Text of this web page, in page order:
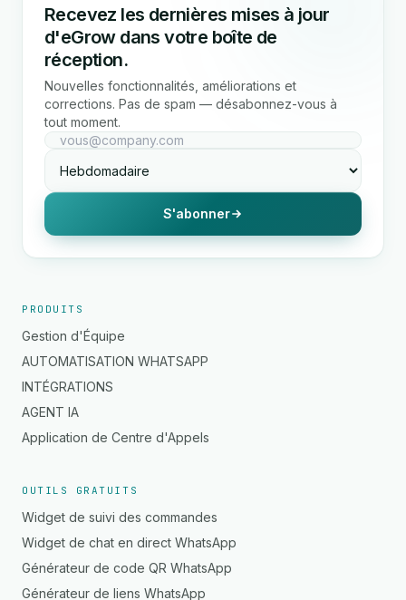
Recevez les dernières mises à jour
d'eGrow dans votre boîte de
réception.
Nouvelles fonctionnalités, améliorations et
corrections. Pas de spam — désabonnez-vous à
tout moment.
S'abonner
PRODUITS
Gestion d'Équipe
AUTOMATISATION WHATSAPP
INTÉGRATIONS
AGENT IA
Application de Centre d'Appels
OUTILS GRATUITS
Widget de suivi des commandes
Widget de chat en direct WhatsApp
Générateur de code QR WhatsApp
Générateur de liens WhatsApp